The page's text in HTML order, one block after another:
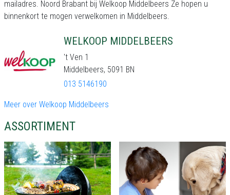
mailadres. Noord Brabant bij Welkoop Middelbeers Ze hopen u
binnenkort te mogen verwelkomen in Middelbeers.
WELKOOP MIDDELBEERS
't Ven 1
Middelbeers, 5091 BN
013 5146190
Meer over Welkoop Middelbeers
ASSORTIMENT